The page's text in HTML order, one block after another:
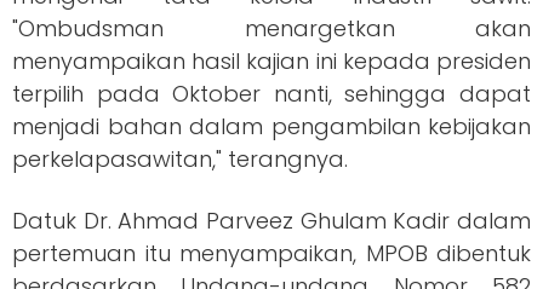
"Ombudsman menargetkan akan
menyampaikan hasil kajian ini kepada presiden
terpilih pada Oktober nanti, sehingga dapat
menjadi bahan dalam pengambilan kebijakan
perkelapasawitan," terangnya.
Datuk Dr. Ahmad Parveez Ghulam Kadir dalam
pertemuan itu menyampaikan, MPOB dibentuk